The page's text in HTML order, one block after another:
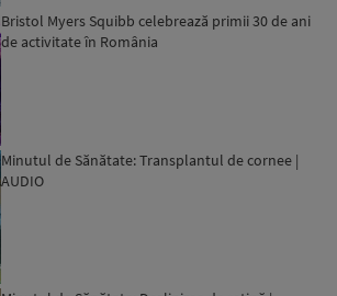
Bristol Myers Squibb celebrează primii 30 de ani
de activitate în România
Minutul de Sănătate: Transplantul de cornee |
AUDIO